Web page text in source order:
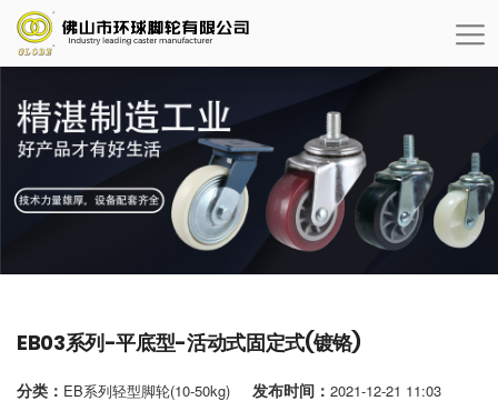
EB03系列-平底型-活动式固定式(镀铬)
分类： EB系列轻型脚轮(10-50kg) 发布时间： 2021-12-21 11:03